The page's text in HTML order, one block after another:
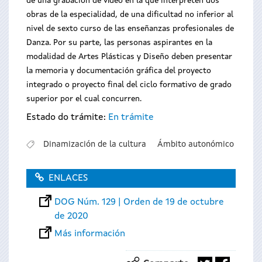
obras de la especialidad, de una dificultad no inferior al
nivel de sexto curso de las enseñanzas profesionales de
Danza. Por su parte, las personas aspirantes en la
modalidad de Artes Plásticas y Diseño deben presentar
la memoria y documentación gráfica del proyecto
integrado o proyecto final del ciclo formativo de grado
superior por el cual concurren.
Estado do trámite: En trámite
Dinamización de la cultura Ámbito autonómico
ENLACES
DOG Núm. 129 | Orden de 19 de octubre
de 2020
Más información